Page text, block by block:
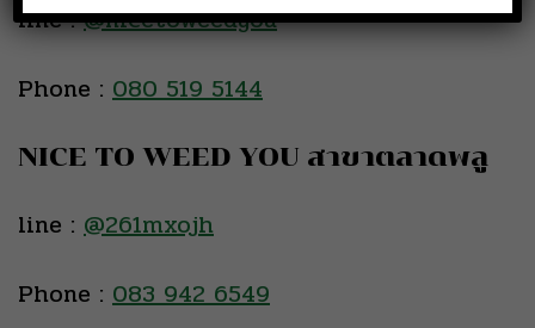
line :@nicetoweedyou
Phone : 080 519 5144
NICE TO WEED YOU สาขาตลาดพลู
line : @261mxojh
Phone : 083 942 6549